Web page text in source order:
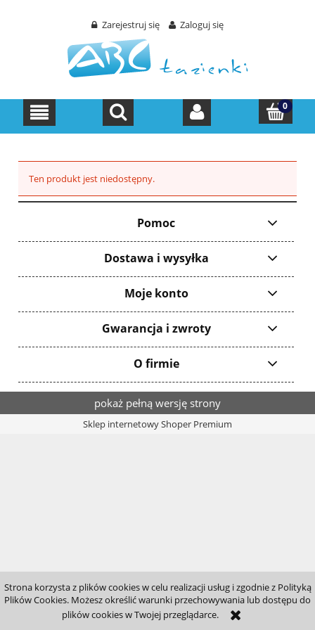
Strona korzysta z plików cookies w celu realizacji usług i zgodnie z Polityką
Plików Cookies. Możesz określić warunki przechowywania lub dostępu do
plików cookies w Twojej przeglądarce.
Zarejestruj się Zaloguj się
Ten produkt jest niedostępny.
Pomoc
Dostawa i wysyłka
Moje konto
Gwarancja i zwroty
O firmie
pokaż pełną wersję strony
Sklep internetowy Shoper Premium